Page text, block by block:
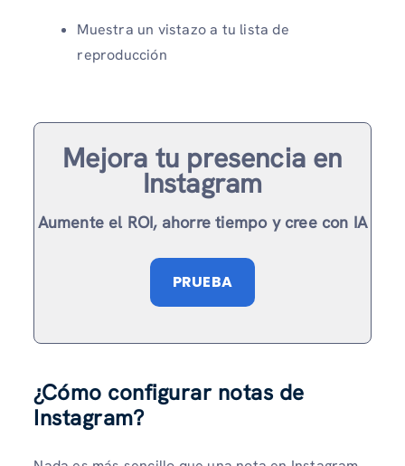
Muestra un vistazo a tu lista de
reproducción
Mejora tu presencia en
Instagram
Aumente el ROI, ahorre tiempo y cree con IA
PRUEBA
¿Cómo configurar notas de
Instagram?